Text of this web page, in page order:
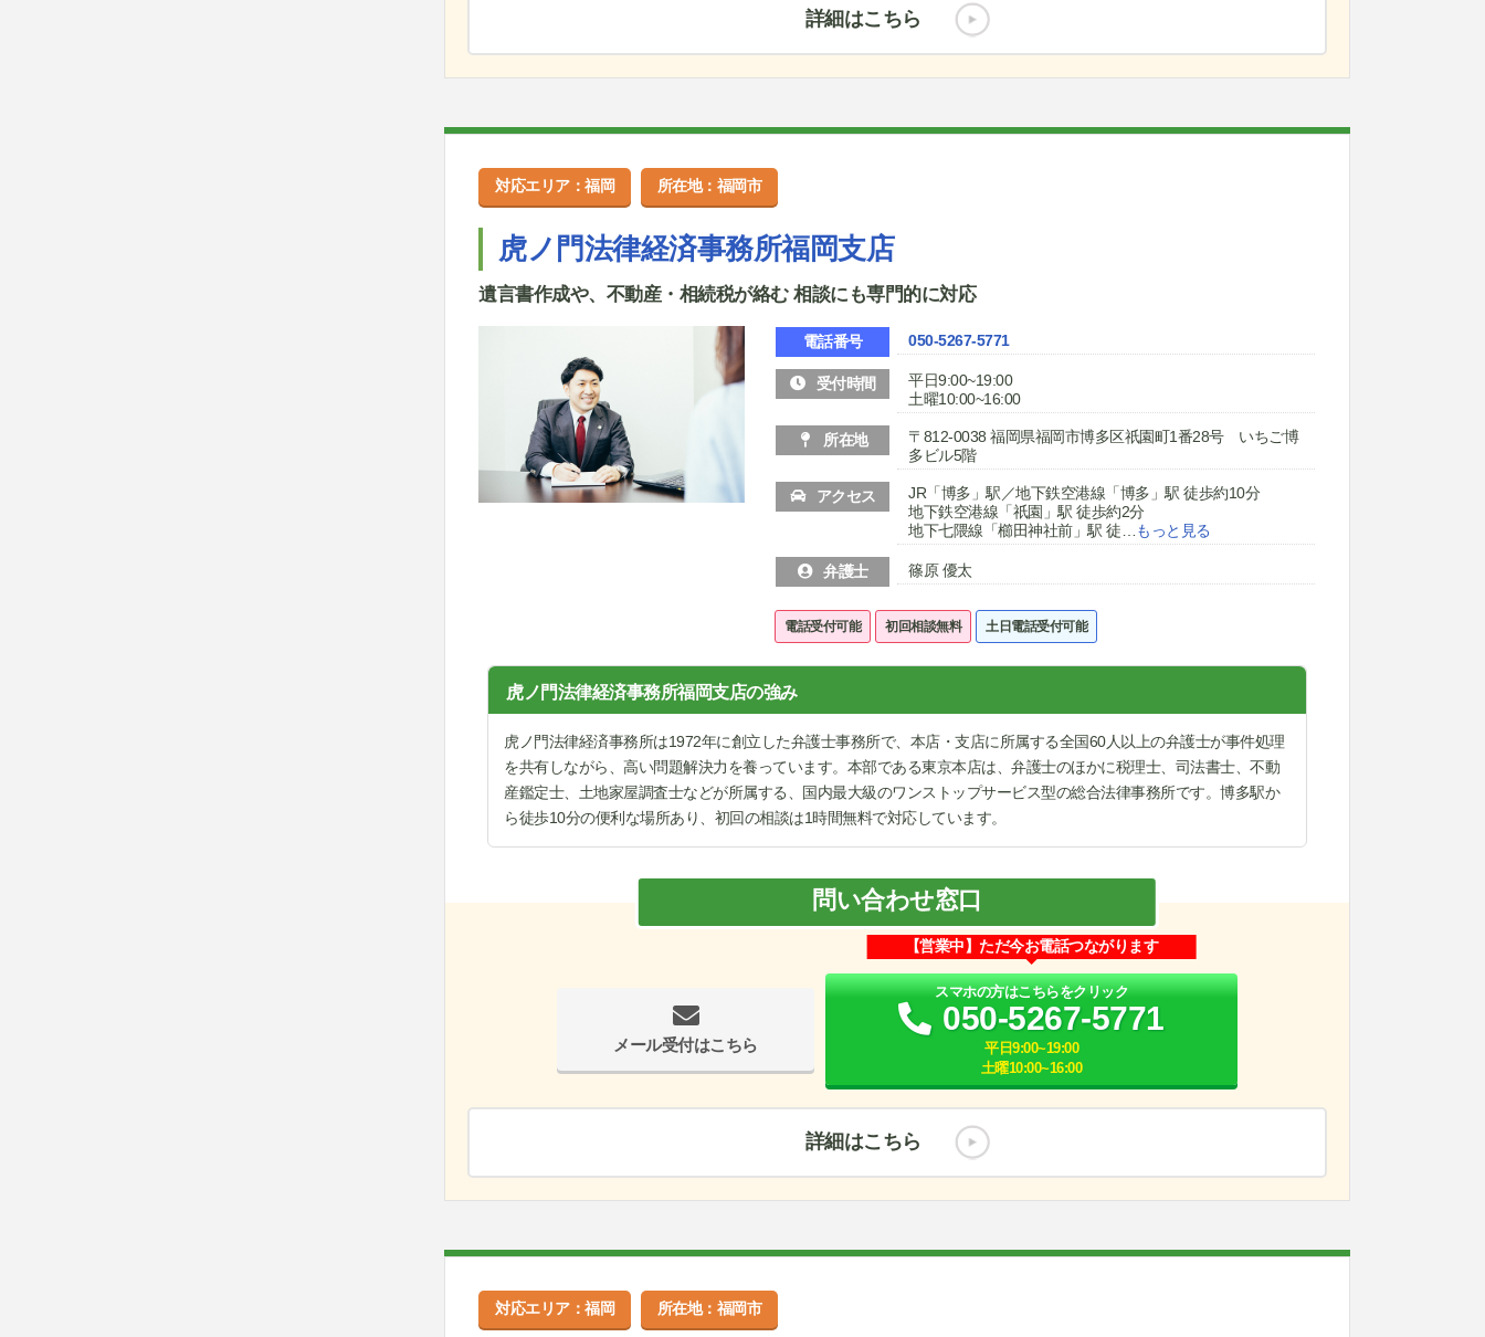
詳細はこちら
対応エリア：福岡 所在地：福岡市
虎ノ門法律経済事務所福岡支店
遺言書作成や、不動産・相続税が絡む 相談にも専門的に対応
電話番号 050-5267-5771
受付時間
平日9:00~19:00
土曜10:00~16:00
所在地
〒812-0038 福岡県福岡市博多区祇園町1番28号 いちご博
多ビル5階
アクセス
JR「博多」駅／地下鉄空港線「博多」駅 徒歩約10分
地下鉄空港線「祇園」駅 徒歩約2分
地下七隈線「櫛田神社前」駅 徒
もっと見る
弁護士 篠原 優太
電話受付可能 初回相談無料 土日電話受付可能
虎ノ門法律経済事務所福岡支店の強み
虎ノ門法律経済事務所は1972年に創立した弁護士事務所で、本店・支店に所属する全国60人以上の弁護士が事件処理
を共有しながら、高い問題解決力を養っています。本部である東京本店は、弁護士のほかに税理士、司法書士、不動
産鑑定士、土地家屋調査士などが所属する、国内最大級のワンストップサービス型の総合法律事務所です。博多駅か
ら徒歩10分の便利な場所あり、初回の相談は1時間無料で対応しています。
問い合わせ窓口
メール受付はこちら
【営業中】ただ今お電話つながります
スマホの方はこちらをクリック
050-5267-5771
平日9:00~19:00
土曜10:00~16:00
詳細はこちら
対応エリア：福岡 所在地：福岡市